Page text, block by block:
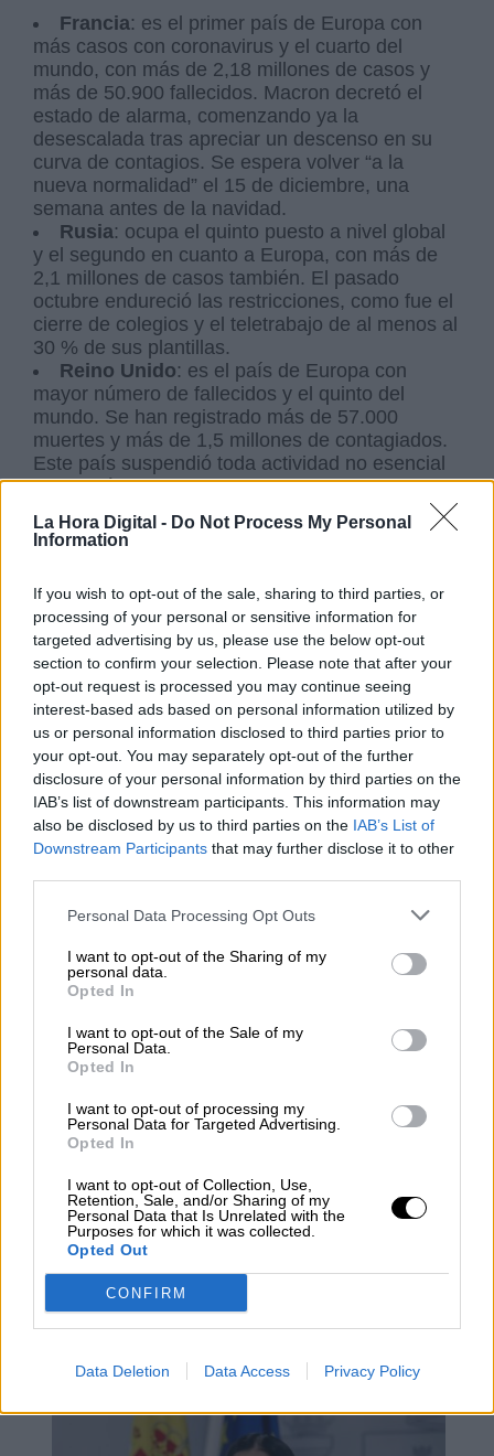
La Hora Digital - Do Not Process My Personal
Information
If you wish to opt-out of the sale, sharing to third parties, or
processing of your personal or sensitive information for
targeted advertising by us, please use the below opt-out
section to confirm your selection. Please note that after your
opt-out request is processed you may continue seeing
interest-based ads based on personal information utilized by
us or personal information disclosed to third parties prior to
your opt-out. You may separately opt-out of the further
disclosure of your personal information by third parties on the
IAB’s list of downstream participants. This information may
also be disclosed by us to third parties on the IAB’s List of
Downstream Participants that may further disclose it to other
Personal Data Processing Opt Outs
I want to opt-out of the Sharing of my
personal data.
Opted In
I want to opt-out of the Sale of my
Personal Data.
Opted In
I want to opt-out of processing my
Personal Data for Targeted Advertising.
Opted In
I want to opt-out of Collection, Use,
Retention, Sale, and/or Sharing of my
Personal Data that Is Unrelated with the
Purposes for which it was collected.
Opted Out
CONFIRM
Data Deletion Data Access Privacy Policy
Francia: es el primer país de Europa con
más casos con coronavirus y el cuarto del
mundo, con más de 2,18 millones de casos y
más de 50.900 fallecidos. Macron decretó el
estado de alarma, comenzando ya la
desescalada tras apreciar un descenso en su
curva de contagios. Se espera volver “a la
nueva normalidad” el 15 de diciembre, una
semana antes de la navidad.
Rusia: ocupa el quinto puesto a nivel global
y el segundo en cuanto a Europa, con más de
2,1 millones de casos también. El pasado
octubre endureció las restricciones, como fue el
cierre de colegios y el teletrabajo de al menos al
30 % de sus plantillas.
Reino Unido: es el país de Europa con
mayor número de fallecidos y el quinto del
mundo. Se han registrado más de 57.000
muertes y más de 1,5 millones de contagiados.
Este país suspendió toda actividad no esencial
y decretó un nuevo confinamiento hasta el 2 de
Italia: con 1,5 millones de casos y más de
de Europa con más víctimas mortales con
coronavirus y el sexto del mundo. Giuseppe
Conte prorrogó el estado de alarma hasta el 31
de enero del 2021. Actualmente, Italia también
ha cerrado toda actividad no esencial.
Portugal: Es uno de los países europeos
con mejores datos, registrando 280 mil casos y
4.209 decesos. Desde el 4 de noviembre, se
confinó al 70 % de su población – afectando a
más de 121 localidades- y se suspendió las
actividades no esenciales. Además, el
teletrabajo es obligatorio y las reuniones quedan
limitadas a cinco personas.
Estados Unidos sigue siendo el país más
de contagios y más de 263.000 muertes.Este
mes de noviembre se cierra con procesos de
estabilización en ciertos países como
España, e incrementos de contagios en
muchos otros como Países Bajos
, Polonia,
Rumanía, República Checa, Suecia durante
esta segunda oleada.
Desde luego que Europa no debería
descartar la opción de idear un anteproyecto
de actuaciones por si la época navideña
pasara factura con la posibilidad de un
futuro descontrol sanitario.
Europa azotada por Covid19
Sanidad
control de coronavirus
NOTICIAS RELACIONADAS